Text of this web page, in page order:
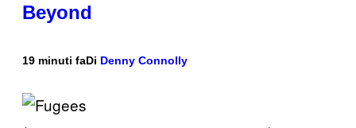
Beyond
19 minuti faDi Denny Connolly